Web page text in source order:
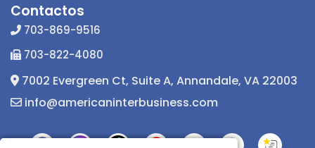
Contactos
703-869-9516
703-822-4080
7002 Evergreen Ct, Suite A, Annandale, VA 22003
info@americaninterbusiness.com